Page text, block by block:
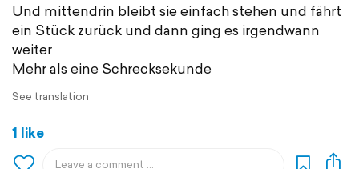
Und mittendrin bleibt sie einfach stehen und fährt
ein Stück zurück und dann ging es irgendwann
weiter
Mehr als eine Schrecksekunde
See translation
1 like